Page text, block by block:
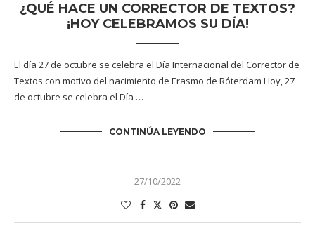
¿QUÉ HACE UN CORRECTOR DE TEXTOS?
¡HOY CELEBRAMOS SU DÍA!
El día 27 de octubre se celebra el Día Internacional del Corrector de
Textos con motivo del nacimiento de Erasmo de Róterdam Hoy, 27
de octubre se celebra el Día …
CONTINÚA LEYENDO
27/10/2022